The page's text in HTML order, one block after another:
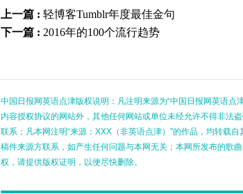
上一篇 : 轻博客Tumblr年度最佳金句
下一篇 : 2016年的100个流行趋势
中国日报网英语点津版权说明：凡注明来源为“中国日报网英语
内容授权协议的网站外，其他任何网站或单位未经允许不得非法
联系；凡本网注明“来源：XXX（非英语点津）”的作品，均转载
稿件来源方联系，如产生任何问题与本网无关；本网所发布的歌
权，请提供版权证明，以便尽快删除。